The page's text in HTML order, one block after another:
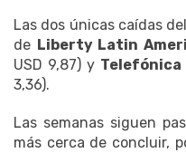
Las dos únicas caídas
de Liberty Latin
USD 9,87) y Telefónica
3,36).
Las semanas siguen
más cerca de concluir,